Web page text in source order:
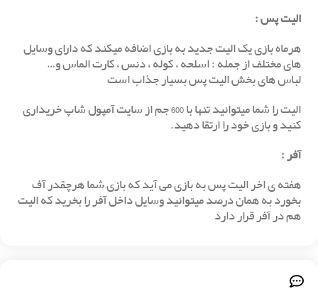
الیت پس:
هرماه بازی یک الیت جدید به بازی اضافه میکند که دارای وسایل
های مختلف از جمله : اسلحه ، کوله ، دنس ، کارت الماس و…
لباس های بخش الیت پس بسیار جذاب است
الیت را شما میتوانید تنها با 600 جم از سایت آمپول شاپ خریداری
کنید و بازی خود را ارتقا دهید.
آفر:
هفته ی اخر الیت پس به بازی می آید که بازی شما هرچقدر آف
بخورد به همان درصد میتوانید وسایل داخل آفر را بخرید که الیت
هم در آفر قرار دارد